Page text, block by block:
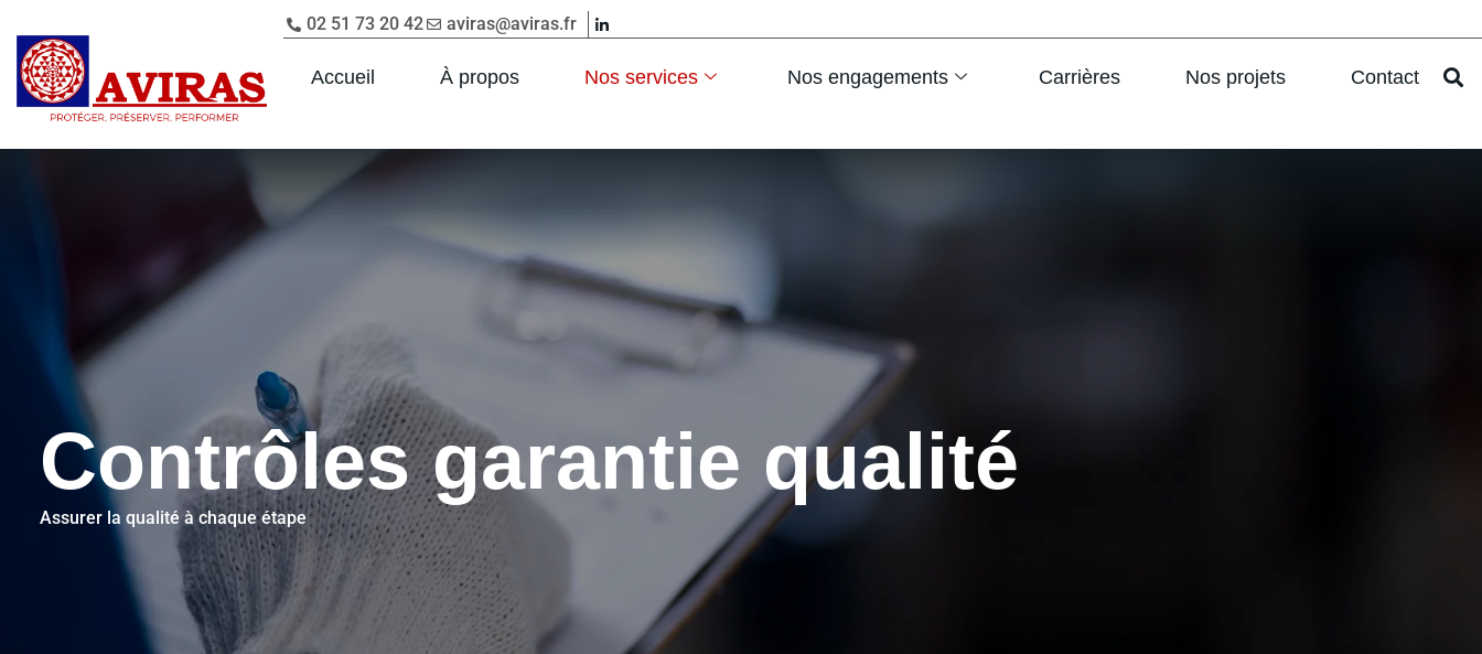
02 51 73 20 42 aviras@aviras.fr
Accueil À propos Nos services Nos engagements Carrières Nos projets Contact
Contrôles garantie qualité
Assurer la qualité à chaque étape